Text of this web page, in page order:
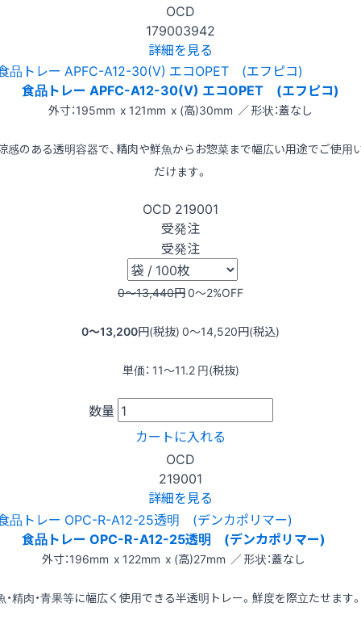
OCD
179003942
詳細を見る
食品トレー APFC-A12-30(V) エコOPET (エフピコ)
外寸：195mm x 121mm x (高)30mm ／ 形状：蓋なし
感のある透明容器で、精肉や鮮魚からお惣菜まで幅広い用途でご使用
だけます。
OCD 219001
受発注
受発注
0〜13,440円0〜2%OFF
0〜13,200円(税抜) 0〜14,520円(税込)
単価： 11〜11.2 円(税抜)
数量
カートに入れる
OCD
219001
詳細を見る
食品トレー OPC-R-A12-25透明 (デンカポリマー)
外寸：196mm x 122mm x (高)27mm ／ 形状：蓋なし
・精肉・青果等に幅広く使用できる半透明トレー。鮮度を際立たせます